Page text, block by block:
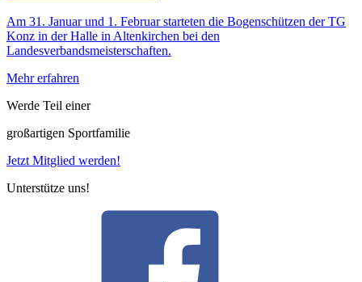
Am 31. Januar und 1. Februar starteten die Bogenschützen der TG
Konz in der Halle in Altenkirchen bei den
Landesverbandsmeisterschaften.
Mehr erfahren
Werde Teil einer
großartigen Sportfamilie
Jetzt Mitglied werden!
Unterstütze uns!